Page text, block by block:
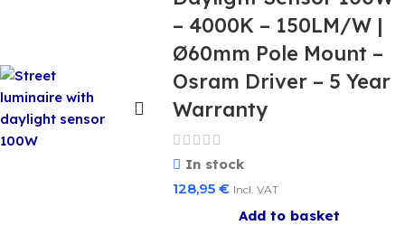
– 4000K – 150LM/W |
Ø60mm Pole Mount –
Osram Driver – 5 Year
Warranty
In stock
128,95€ Incl. VAT
Add to basket